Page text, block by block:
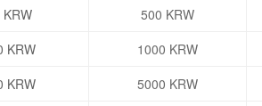
500 KRW
KRW 1000 KRW
KRW 5000 KRW